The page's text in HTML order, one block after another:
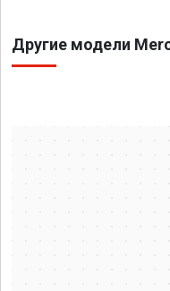
Другие модели